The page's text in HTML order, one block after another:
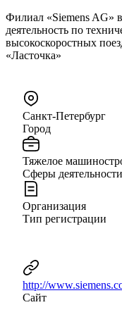
Филиал «Siemens AG»
деятельность по
высокоскоростных
«Ласточка»
Санкт-Петербург
Город
Тяжелое
Сферы деятельности
Организация
Тип регистрации
http://
Сайт